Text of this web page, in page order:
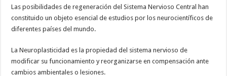
Las posibilidades de regeneración del Sistema Nervioso Central han
constituido un objeto esencial de estudios por los neurocientíficos de
diferentes países del mundo.
La Neuroplasticidad es la propiedad del sistema nervioso de
modificar su funcionamiento y reorganizarse en compensación ante
cambios ambientales o lesiones.